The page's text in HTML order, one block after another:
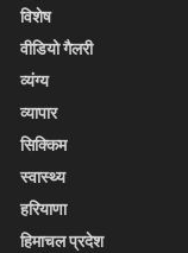
विशेष
वीडियो गैलरी
व्यंग्य
व्यापार
सिक्किम
स्वास्थ्य
हरियाणा
हिमाचल प्रदेश